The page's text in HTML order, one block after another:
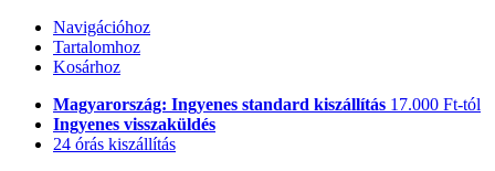
Navigációhoz
Tartalomhoz
Kosárhoz
Magyarország: Ingyenes standard kiszállítás 17.000 Ft-tól
Ingyenes visszaküldés
24 órás kiszállítás